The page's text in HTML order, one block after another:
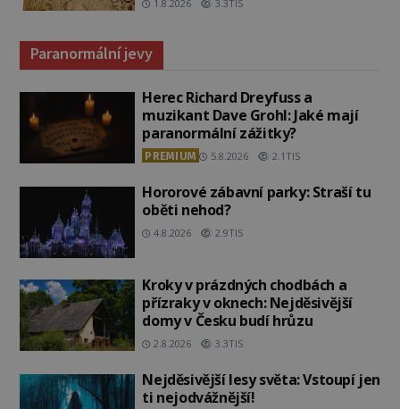
1.8.2026 3.3TIS
Paranormální jevy
Herec Richard Dreyfuss a
muzikant Dave Grohl: Jaké mají
paranormální zážitky?
PREMIUM 5.8.2026 2.1TIS
Hororové zábavní parky: Straší tu
oběti nehod?
4.8.2026 2.9TIS
Kroky v prázdných chodbách a
přízraky v oknech: Nejděsivější
domy v Česku budí hrůzu
2.8.2026 3.3TIS
Nejděsivější lesy světa: Vstoupí jen
ti nejodvážnější!